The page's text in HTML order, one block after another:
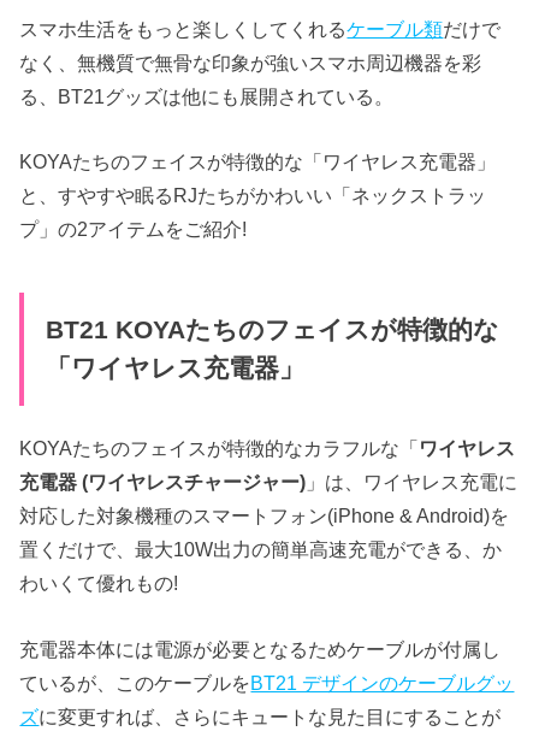
スマホ生活をもっと楽しくしてくれるケーブル類だけで
なく、無機質で無骨な印象が強いスマホ周辺機器を彩
る、BT21グッズは他にも展開されている。
KOYAたちのフェイスが特徴的な「ワイヤレス充電器」
と、すやすや眠るRJたちがかわいい「ネックストラッ
プ」の2アイテムをご紹介!
BT21 KOYAたちのフェイスが特徴的な
「ワイヤレス充電器」
KOYAたちのフェイスが特徴的なカラフルな「ワイヤレス
充電器 (ワイヤレスチャージャー) 」は、ワイヤレス充電に
対応した対象機種のスマートフォン(iPhone & Android)を
置くだけで、最大10W出力の簡単高速充電ができる、か
わいくて優れもの!
充電器本体には電源が必要となるためケーブルが付属し
ているが、このケーブルをBT21 デザインのケーブルグッ
ズに変更すれば、さらにキュートな見た目にすることが